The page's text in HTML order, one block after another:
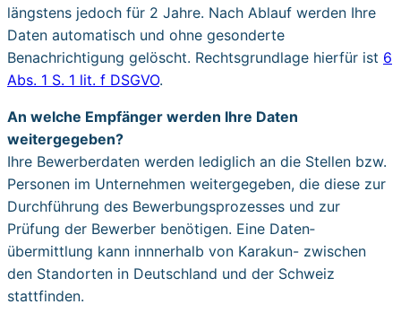
längstens jedoch für 2 Jahre. Nach Ablauf werden Ihre
Daten automatisch und ohne gesonderte
Benachrichtigung gelöscht. Rechtsgrundlage hierfür ist 6
Abs. 1 S. 1 lit. f DSGVO.
An welche Empfänger werden Ihre Daten
weitergegeben?
Ihre Bewerberdaten werden lediglich an die Stellen bzw.
Personen im Unternehmen weitergegeben, die diese zur
Durchführung des Bewerbungs­prozesses und zur
Prüfung der Bewerber benötigen. Eine Daten­
übermittlung kann innnerhalb von Karakun- zwischen
den Standorten in Deutschland und der Schweiz
stattfinden.